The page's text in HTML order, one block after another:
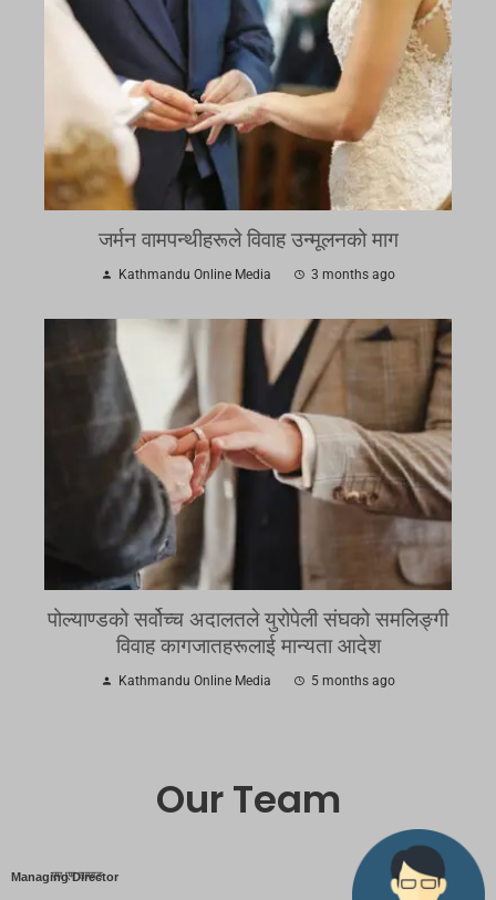
जर्मन वामपन्थीहरूले विवाह उन्मूलनको माग
Kathmandu Online Media 3 months ago
पोल्याण्डको सर्वोच्च अदालतले युरोपेली संघको समलिङ्गी
विवाह कागजातहरूलाई मान्यता आदेश
Kathmandu Online Media 5 months ago
Our Team
Managing Director
एम एम तामाङ